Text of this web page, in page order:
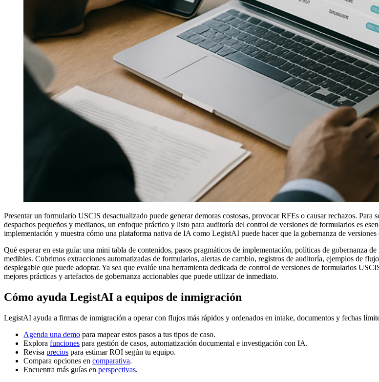
Presentar un formulario USCIS desactualizado puede generar demoras costosas, provocar RFEs o causar rechazos.
despachos pequeños y medianos, un enfoque práctico y listo para auditoría del control de versiones de formularios es
implementación y muestra cómo una plataforma nativa de IA como LegistAI puede hacer que la gobernanza de
Qué esperar en esta guía: una mini tabla de contenidos, pasos pragmáticos de implementación, políticas de gobernanza
medibles. Cubrimos extracciones automatizadas de formularios, alertas de cambio, registros de auditoría, ejemplos de
desplegable que puede adoptar. Ya sea que evalúe una herramienta dedicada de control de versiones de formularios
mejores prácticas y artefactos de gobernanza accionables que puede utilizar de inmediato.
Cómo ayuda LegistAI a equipos de inmigración
LegistAI ayuda a firmas de inmigración a operar con flujos más rápidos y ordenados en intake, documentos y fechas
Agenda una demo para mapear estos pasos a tus tipos de caso.
Explora funciones para gestión de casos, automatización documental e investigación con IA.
Revisa precios para estimar ROI según tu equipo.
Compara opciones en comparativa.
Encuentra más guías en perspectivas.